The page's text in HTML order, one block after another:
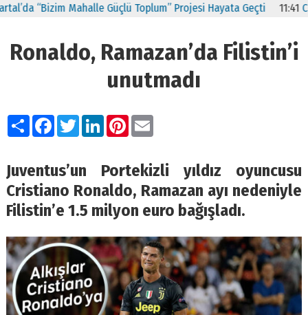
“Bizim Mahalle Güçlü Toplum” Projesi Hayata Geçti 11:41
Ronaldo, Ramazan’da Filistin’i
unutmadı
PaylaşFacebook
TwitterLinkedIn
Pinterest
Email
Juventus’un Portekizli yıldız oyuncusu
Cristiano Ronaldo, Ramazan ayı nedeniyle
Filistin’e 1.5 milyon euro bağışladı.